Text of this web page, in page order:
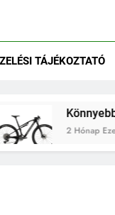
prémium
TÁJÉKOZTATÓ
Könnyebb,
2 Hónap Ezelőtt